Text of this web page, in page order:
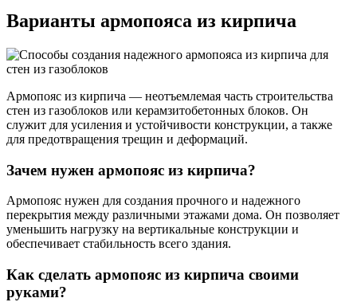
Варианты армопояса из кирпича
Армопояс из кирпича — неотъемлемая часть строительства
стен из газоблоков или керамзитобетонных блоков. Он
служит для усиления и устойчивости конструкции, а также
для предотвращения трещин и деформаций.
Зачем нужен армопояс из кирпича?
Армопояс нужен для создания прочного и надежного
перекрытия между различными этажами дома. Он позволяет
уменьшить нагрузку на вертикальные конструкции и
обеспечивает стабильность всего здания.
Как сделать армопояс из кирпича своими
руками?